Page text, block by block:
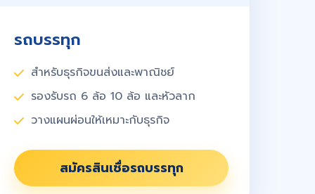
รถบรรทุก
สำหรับธุรกิจขนส่งและพาณิชย์
รองรับรถ 6 ล้อ 10 ล้อ และหัวลาก
วางแผนผ่อนให้เหมาะกับธุรกิจ
สมัครสินเชื่อรถบรรทุก